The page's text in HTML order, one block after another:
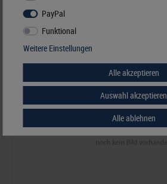
PayPal
Funktional
Weitere Einstellungen
Alle akzeptieren
Auswahl akzeptieren
Alle ablehnen